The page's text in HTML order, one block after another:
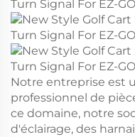
Notre entreprise est
professionnel de
ce domaine, notre
d'éclairage, des